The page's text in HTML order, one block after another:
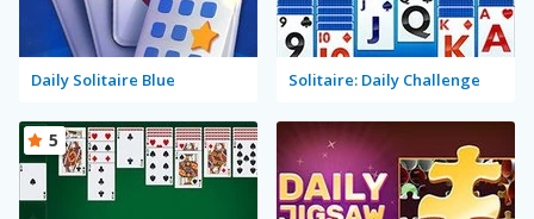
Daily Solitaire Blue Solitaire: Daily Challenge
5